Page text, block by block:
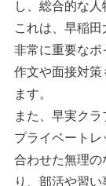
し、総合的な人
これは、早稲
非常に重要なポ
作文や面接対策
ます。
また、早実クラ
プライベート
合わせた無理の
り、部活や習